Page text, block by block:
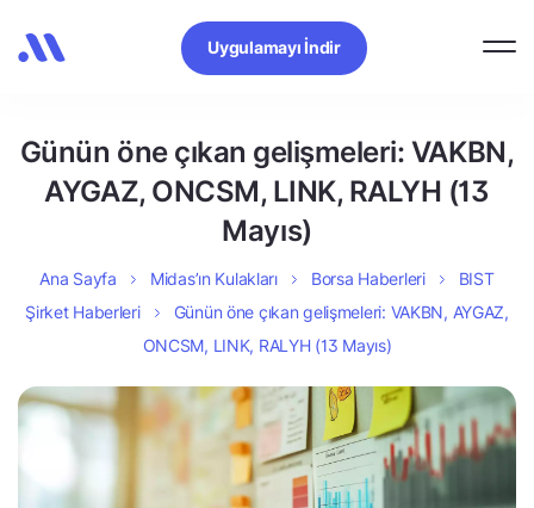
Uygulamayı İndir
Günün öne çıkan gelişmeleri: VAKBN,
AYGAZ, ONCSM, LINK, RALYH (13
Mayıs)
Ana Sayfa Midas’ın Kulakları Borsa Haberleri
BIST
Şirket Haberleri
Günün öne çıkan gelişmeleri: VAKBN, AYGAZ,
ONCSM, LINK, RALYH (13 Mayıs)